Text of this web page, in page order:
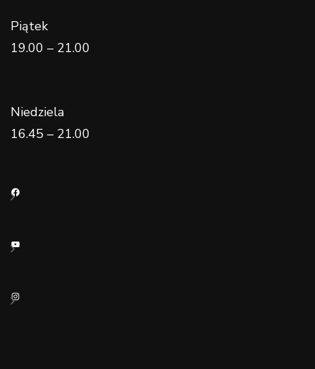
Piątek
19.00 – 21.00
Niedziela
16.45 – 21.00
Facebook
YouTube
Instagram